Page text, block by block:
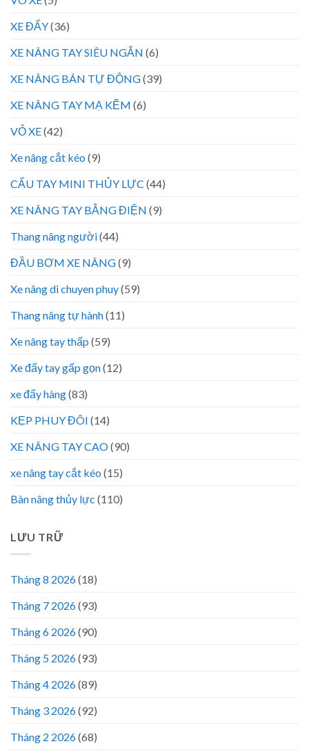
XE ĐẨY(36)
XE NÂNG TAY SIÊU NGẮN (6)
XE NÂNG BÁN TỰ ĐỘNG(39)
XE NÂNG TAY MẠ KẼM (6)
VỎ XE(42)
Xe nâng cắt kéo (9)
CẨU TAY MINI THỦY LỰC (44)
XE NÂNG TAY BẰNG ĐIỆN (9)
Thang nâng người(44)
ĐẦU BƠM XE NÂNG(9)
Xe nâng di chuyen phuy(59)
Thang nâng tự hành(11)
Xe nâng tay thấp (59)
Xe đẩy tay gấp gọn(12)
xe đẩy hàng(83)
KẸP PHUY ĐÔI (14)
XE NÂNG TAY CAO(90)
xe nâng tay cắt kéo (15)
Bàn nâng thủy lực (110)
LƯU TRỮ
Tháng 8 2026(18)
Tháng 7 2026(93)
Tháng 6 2026(90)
Tháng 5 2026(93)
Tháng 4 2026(89)
Tháng 3 2026(92)
Tháng 2 2026(68)